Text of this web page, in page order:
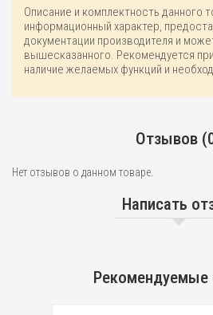
Описание и комплектность данного
информационный характер,
документации производителя и
вышесказанного. Рекомендуется
наличие желаемых функций и
Отзывов
Нет отзывов о данном товаре.
Написать
Рекомендуемые